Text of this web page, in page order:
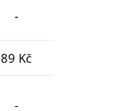
-
89 Kč
-